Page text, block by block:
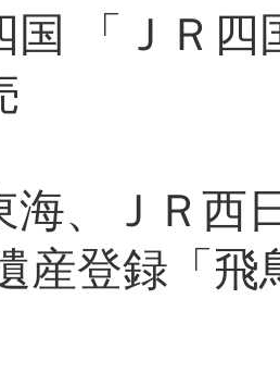
国 「ＪＲ
海、ＪＲ西
産登録「